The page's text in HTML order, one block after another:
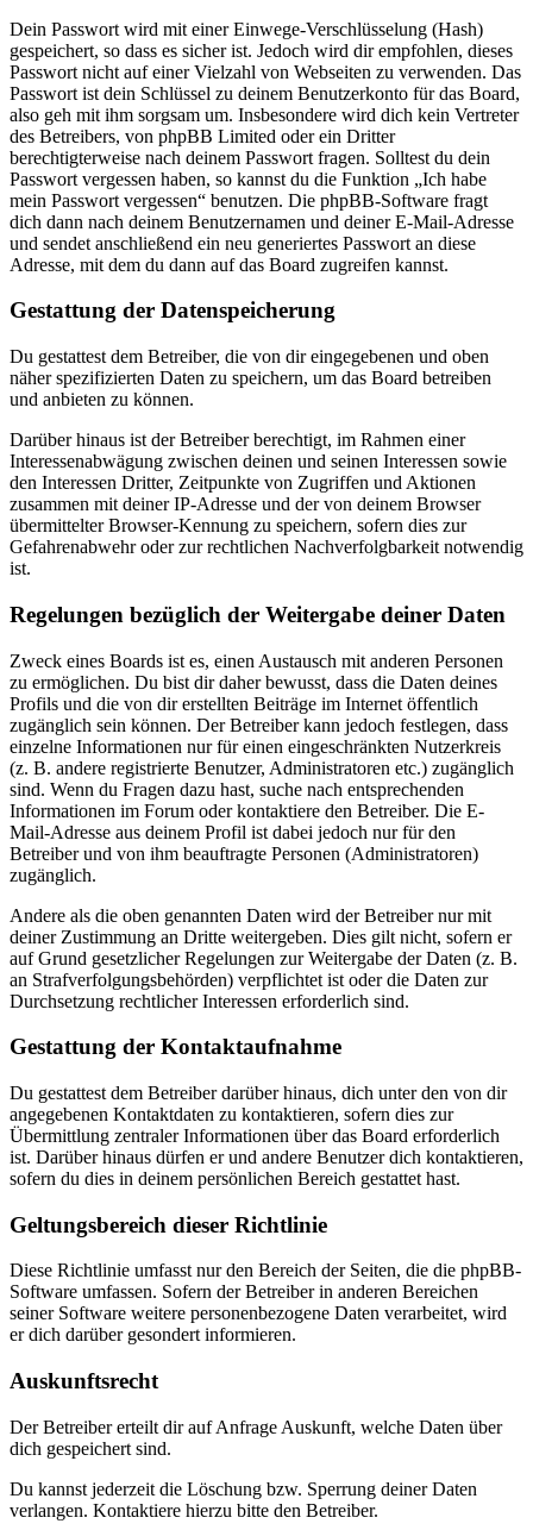
Dein Passwort wird mit einer Einwege-Verschlüsselung (Hash)
gespeichert, so dass es sicher ist. Jedoch wird dir empfohlen, dieses
Passwort nicht auf einer Vielzahl von Webseiten zu verwenden. Das
Passwort ist dein Schlüssel zu deinem Benutzerkonto für das Board,
also geh mit ihm sorgsam um. Insbesondere wird dich kein Vertreter
des Betreibers, von phpBB Limited oder ein Dritter
berechtigterweise nach deinem Passwort fragen. Solltest du dein
Passwort vergessen haben, so kannst du die Funktion „Ich habe
mein Passwort vergessen“ benutzen. Die phpBB-Software fragt
dich dann nach deinem Benutzernamen und deiner E-Mail-Adresse
und sendet anschließend ein neu generiertes Passwort an diese
Adresse, mit dem du dann auf das Board zugreifen kannst.
Gestattung der Datenspeicherung
Du gestattest dem Betreiber, die von dir eingegebenen und oben
näher spezifizierten Daten zu speichern, um das Board betreiben
und anbieten zu können.
Darüber hinaus ist der Betreiber berechtigt, im Rahmen einer
Interessenabwägung zwischen deinen und seinen Interessen sowie
den Interessen Dritter, Zeitpunkte von Zugriffen und Aktionen
zusammen mit deiner IP-Adresse und der von deinem Browser
übermittelter Browser-Kennung zu speichern, sofern dies zur
Gefahrenabwehr oder zur rechtlichen Nachverfolgbarkeit notwendig
ist.
Regelungen bezüglich der Weitergabe deiner Daten
Zweck eines Boards ist es, einen Austausch mit anderen Personen
zu ermöglichen. Du bist dir daher bewusst, dass die Daten deines
Profils und die von dir erstellten Beiträge im Internet öffentlich
zugänglich sein können. Der Betreiber kann jedoch festlegen, dass
einzelne Informationen nur für einen eingeschränkten Nutzerkreis
(z. B. andere registrierte Benutzer, Administratoren etc.) zugänglich
sind. Wenn du Fragen dazu hast, suche nach entsprechenden
Informationen im Forum oder kontaktiere den Betreiber. Die E-
Mail-Adresse aus deinem Profil ist dabei jedoch nur für den
Betreiber und von ihm beauftragte Personen (Administratoren)
zugänglich.
Andere als die oben genannten Daten wird der Betreiber nur mit
deiner Zustimmung an Dritte weitergeben. Dies gilt nicht, sofern er
auf Grund gesetzlicher Regelungen zur Weitergabe der Daten (z. B.
an Strafverfolgungsbehörden) verpflichtet ist oder die Daten zur
Durchsetzung rechtlicher Interessen erforderlich sind.
Gestattung der Kontaktaufnahme
Du gestattest dem Betreiber darüber hinaus, dich unter den von dir
angegebenen Kontaktdaten zu kontaktieren, sofern dies zur
Übermittlung zentraler Informationen über das Board erforderlich
ist. Darüber hinaus dürfen er und andere Benutzer dich kontaktieren,
sofern du dies in deinem persönlichen Bereich gestattet hast.
Geltungsbereich dieser Richtlinie
Diese Richtlinie umfasst nur den Bereich der Seiten, die die phpBB-
Software umfassen. Sofern der Betreiber in anderen Bereichen
seiner Software weitere personenbezogene Daten verarbeitet, wird
er dich darüber gesondert informieren.
Auskunftsrecht
Der Betreiber erteilt dir auf Anfrage Auskunft, welche Daten über
dich gespeichert sind.
Du kannst jederzeit die Löschung bzw. Sperrung deiner Daten
verlangen. Kontaktiere hierzu bitte den Betreiber.